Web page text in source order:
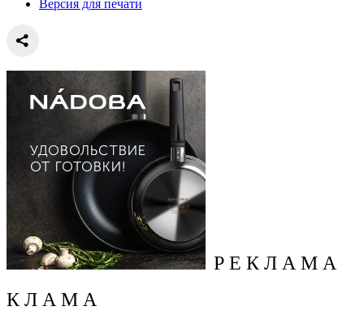
Версия для печати
Р Е К Л А М А
К Л А М А